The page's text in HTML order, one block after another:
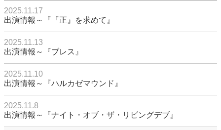
2025.11.17
出演情報～『『正』を求めて』
2025.11.13
出演情報～『ブレス』
2025.11.10
出演情報～『ハルカゼマウンド』
2025.11.8
出演情報～『ナイト・オブ・ザ・リビングデブ』